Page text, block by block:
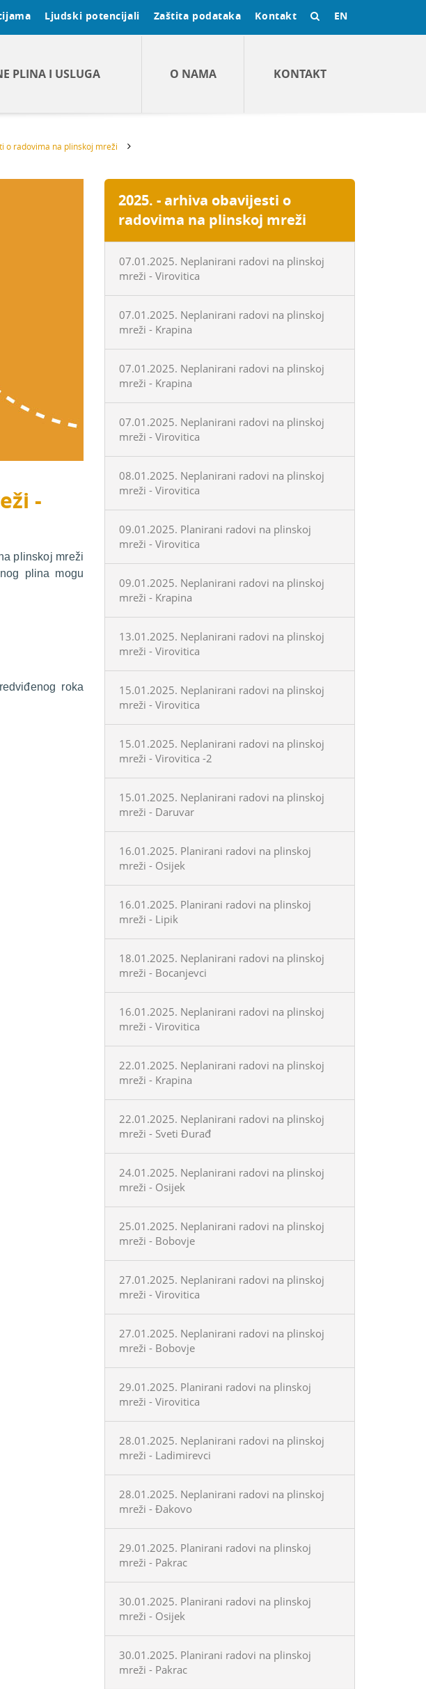
Ljudski potencijali Zaštita podataka Kontakt EN
PLINA I USLUGA O NAMA KONTAKT
o radovima na plinskoj mreži
-
plinskoj mreži
plina mogu
roka
2025. - arhiva obavijesti o
radovima na plinskoj mreži
07.01.2025. Neplanirani radovi na plinskoj
mreži - Virovitica
07.01.2025. Neplanirani radovi na plinskoj
mreži - Krapina
07.01.2025. Neplanirani radovi na plinskoj
mreži - Krapina
07.01.2025. Neplanirani radovi na plinskoj
mreži - Virovitica
08.01.2025. Neplanirani radovi na plinskoj
mreži - Virovitica
09.01.2025. Planirani radovi na plinskoj
mreži - Virovitica
09.01.2025. Neplanirani radovi na plinskoj
mreži - Krapina
13.01.2025. Neplanirani radovi na plinskoj
mreži - Virovitica
15.01.2025. Neplanirani radovi na plinskoj
mreži - Virovitica
15.01.2025. Neplanirani radovi na plinskoj
mreži - Virovitica -2
15.01.2025. Neplanirani radovi na plinskoj
mreži - Daruvar
16.01.2025. Planirani radovi na plinskoj
mreži - Osijek
16.01.2025. Planirani radovi na plinskoj
mreži - Lipik
18.01.2025. Neplanirani radovi na plinskoj
mreži - Bocanjevci
16.01.2025. Neplanirani radovi na plinskoj
mreži - Virovitica
22.01.2025. Neplanirani radovi na plinskoj
mreži - Krapina
22.01.2025. Neplanirani radovi na plinskoj
mreži - Sveti Đurađ
24.01.2025. Neplanirani radovi na plinskoj
mreži - Osijek
25.01.2025. Neplanirani radovi na plinskoj
mreži - Bobovje
27.01.2025. Neplanirani radovi na plinskoj
mreži - Virovitica
27.01.2025. Neplanirani radovi na plinskoj
mreži - Bobovje
29.01.2025. Planirani radovi na plinskoj
mreži - Virovitica
28.01.2025. Neplanirani radovi na plinskoj
mreži - Ladimirevci
28.01.2025. Neplanirani radovi na plinskoj
mreži - Đakovo
29.01.2025. Planirani radovi na plinskoj
mreži - Pakrac
30.01.2025. Planirani radovi na plinskoj
mreži - Osijek
30.01.2025. Planirani radovi na plinskoj
mreži - Pakrac